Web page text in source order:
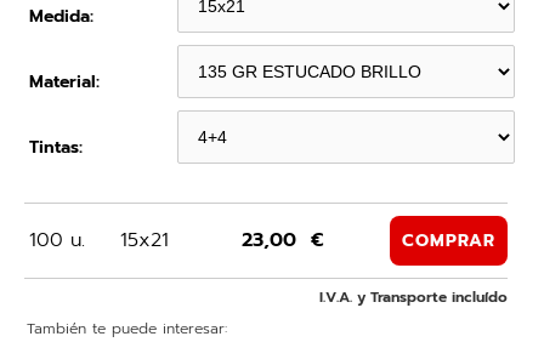
Medida:
Material:
Tintas:
100 u. 15x21 23,00 € COMPRAR
I.V.A. y Transporte incluído
También te puede interesar: